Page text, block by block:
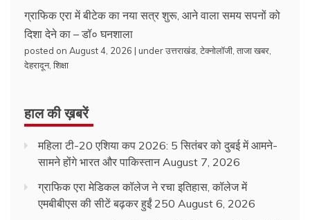
ग्राफिक एरा में बीटेक का नया सत्र शुरू, आने वाला समय सपनों को
दिशा देने का – डॉ० घनशाला
posted on August 4, 2026 | underउत्तराखंड, टेक्नोलॉजी, ताजा खबर,
देहरादून, शिक्षा
हाल की ख़बरें
महिला टी-20 एशिया कप 2026: 5 सितंबर को दुबई में आमने-
सामने होंगे भारत और पाकिस्तान August 7, 2026
ग्राफिक एरा मेडिकल कॉलेज ने रचा इतिहास, कॉलेज में
एमबीबीएस की सीटें बढ़कर हुईं 250 August 6, 2026